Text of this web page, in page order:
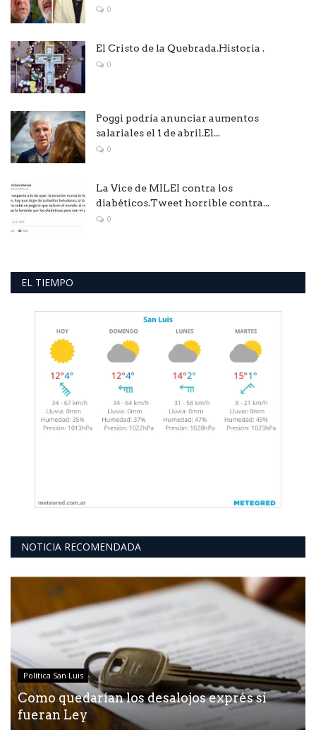
0
El Cristo de la Quebrada.Historia .
0
Poggi podría anunciar aumentos
salariales el 1 de abril.El...
0
La Vice de MILEI contra los
diabéticos.Tweet horrible contra...
0
EL TIEMPO
NOTICIA RECOMENDADA
Política San Luis
Como quedarían los desalojos exprés si
fueran Ley